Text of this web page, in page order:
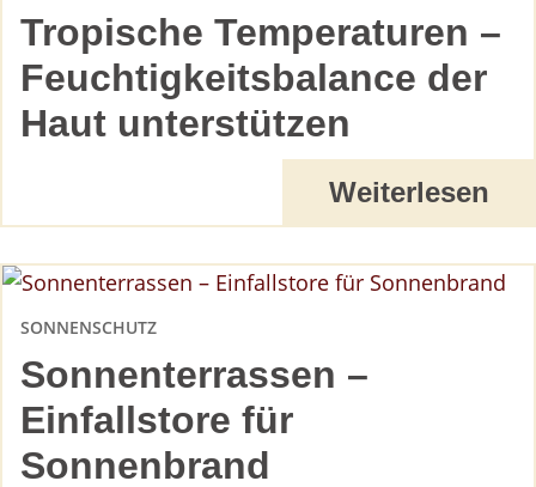
Tropische Temperaturen –
Feuchtigkeitsbalance der
Haut unterstützen
Weiterlesen
Sonnenterrassen –
Einfallstore für
Sonnenbrand
SONNENSCHUTZ